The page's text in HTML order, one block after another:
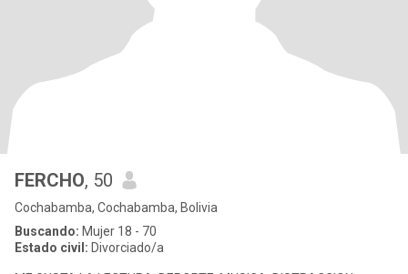
FERCHO, 50
Cochabamba, Cochabamba, Bolivia
Buscando: Mujer 18 - 70
Estado civil: Divorciado/a